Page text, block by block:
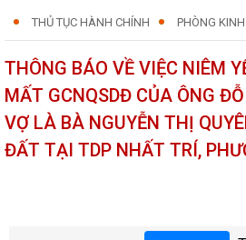
THỦ TỤC HÀNH CHÍNH PHÒNG
THÔNG BÁO VỀ VIỆC NIÊM
MẤT GCNQSDĐ CỦA ÔNG
VỢ LÀ BÀ NGUYỄN THỊ
ĐẤT TẠI TDP NHẤT TRÍ,